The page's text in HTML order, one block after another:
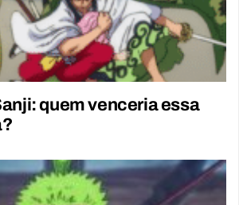
quem venceria essa